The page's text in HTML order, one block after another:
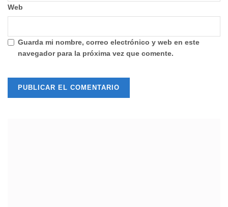
Web
Guarda mi nombre, correo electrónico y web en este
navegador para la próxima vez que comente.